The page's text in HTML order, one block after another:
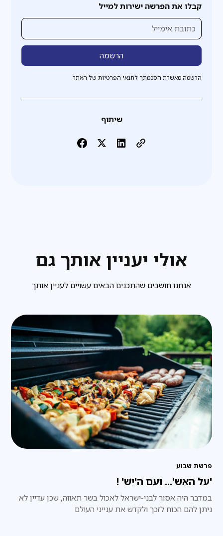
קבלו את הפרשה ישירות למייל
הרשמה מאשרת הסכמתך לתנאי הפרטיות של האתר.
שיתוף
אולי יעניין אותך גם
אנחנו חושבים שהתכנים הבאים עשויים לעניין אותך
פרשת שבוע
'על האֵש'... ועם ה'יֵשׁ' !
במדבר היה אסור לבני-ישראל לאכול בשר תאווה, שכן עדיין לא
ניתן להם הכוח לזכך ולקדש את ענייני העולם